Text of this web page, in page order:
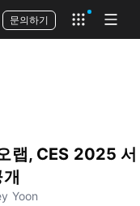
문의하기
Open app
랩, CES 2025 서
Yoon